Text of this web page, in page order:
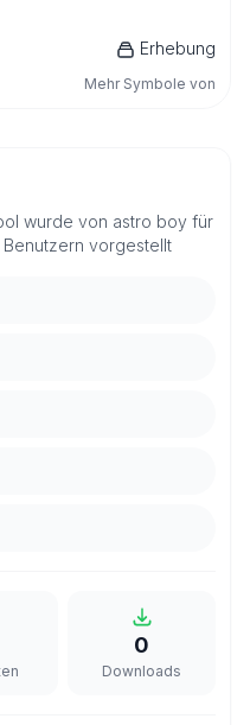
Erhebung
Mehr Symbole von
wurde von astro boy für
vorgestellt
0
Downloads